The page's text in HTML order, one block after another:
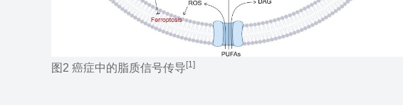
图2 癌症中的脂质信号传导 [1]